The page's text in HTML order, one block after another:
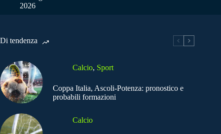
2026
Di tendenza
Calcio, Sport
Coppa Italia, Ascoli-Potenza: pronostico e
probabili formazioni
Calcio